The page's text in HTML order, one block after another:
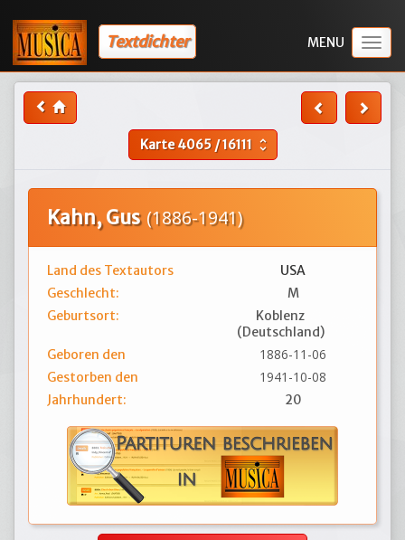
Textdichter
Karte4065/16111 unfold_more
Kahn, Gus (1886-1941)
Land des Textautors
USA
Geschlecht:
M
Geburtsort:
Koblenz
(Deutschland)
Geboren den
1886-11-06
Gestorben den 1941-10-08
Jahrhundert: 20